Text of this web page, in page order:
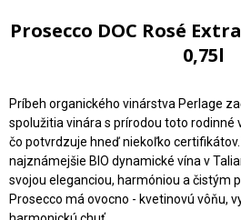
Prosecco DOC Rosé
0,75l
Príbeh organického vinárstva Perlage
spolužitia vinára s prírodou toto rodinné
čo potvrdzuje hneď niekoľko
najznámejšie BIO dynamické vína v
svojou eleganciou, harmóniou a čistým
Prosecco má ovocno - kvetinovú vôňu,